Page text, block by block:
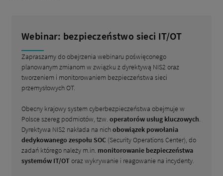
Webinar: bezpieczeństwo sieci IT/OT
Zapraszamy do obejrzenia webinaru poświęconego
planowanym zmianom w związku z dyrektywą NIS2 oraz
tworzeniem i monitorowaniem bezpieczeństwa sieci
przemysłowych OT.
Obecny krajowy system cyberbezpieczeństwa obejmuje w
Polsce szereg podmiotów, tzw. operatorów usług kluczowych.
Dyrektywa NIS2 nakłada na nichobowiązek powołania
dedykowanego zespołu SOC (Security Operations Center), do
zadań którego należy m.in. monitorowanie bezpieczeństwa
systemów IT/OToraz wykrywanie i reagowanie na incydenty.